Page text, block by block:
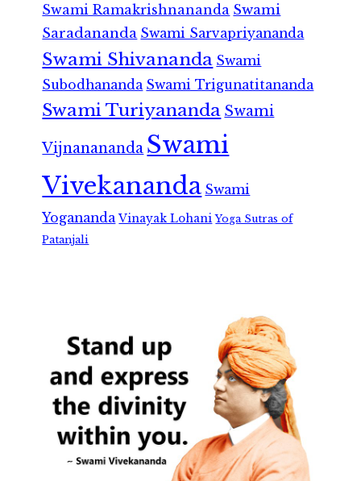
Swami Ramakrishnananda Swami
Saradananda Swami Sarvapriyananda
Swami Shivananda Swami
Subodhananda Swami Trigunatitananda
Swami Turiyananda Swami
Vijnanananda Swami
Vivekananda Swami
Yogananda Vinayak Lohani Yoga Sutras of
Patanjali